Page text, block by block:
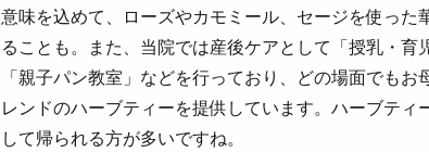
意味を込めて、ローズやカモミール、セージを使った
ることも。また、当院では産後ケアとして「授乳・
「親子パン教室」などを行っており、どの場面でも
レンドのハーブティーを提供しています。ハーブテ
して帰られる方が多いですね。